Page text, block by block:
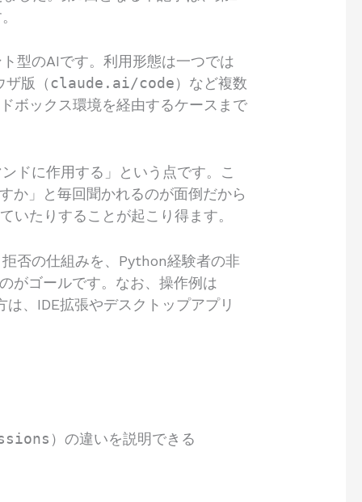
型のAIです。利用形態は一つでは
ザ版（claude.ai/code）など複数
ボックス環境を経由するケースまで
ドに作用する」という点です。こ
か」と毎回聞かれるのが面倒だから
いたりすることが起こり得ます。
否の仕組みを、Python経験者の非
がゴールです。なお、操作例は
は、IDE拡張やデスクトップアプリ
）の違いを説明できる